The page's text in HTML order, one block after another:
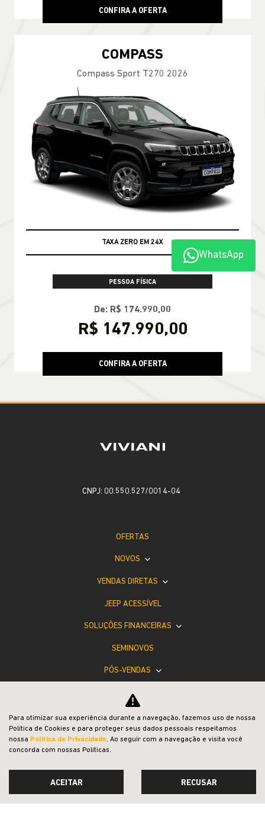
CONFIRA A OFERTA
COMPASS
Compass Sport T270 2026
TAXA ZERO EM 24X
PESSOA FÍSICA
De: R$ 174.990,00
R$ 147.990,00
CONFIRA A OFERTA
WhatsApp
CNPJ: 00.550.527/0014-04
OFERTAS
NOVOS
VENDAS DIRETAS
JEEP ACESSÍVEL
SOLUÇÕES FINANCEIRAS
SEMINOVOS
PÓS-VENDAS
INSTITUCIONAL
BLOG
COMPARATIVO
Para otimizar sua experiência durante a navegação, fazemos uso de nossa
Política de Cookies e para proteger seus dados pessoais respeitamos
nossa Política de Privacidade. Ao seguir com a navegação e visita você
concorda com nossas Políticas.
ACEITAR RECUSAR